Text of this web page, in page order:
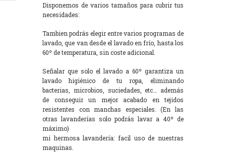
Disponemos de varios tamaños para cubrir tus
necesidades:
Tambien podrás elegir entre varios programas de
lavado, que van desde el lavado en frío, hasta los
60º de temperatura, sin coste adicional.
Señalar que solo el lavado a 60º garantiza un
lavado higiénico de tu ropa, eliminando
bacterias, microbios, suciedades, etc… además
de conseguir un mejor acabado en tejidos
resistentes con manchas especiales. (En las
otras lavanderías solo podrás lavar a 40º de
máximo)
mi hermosa lavandería: facil uso de nuestras
maquinas.